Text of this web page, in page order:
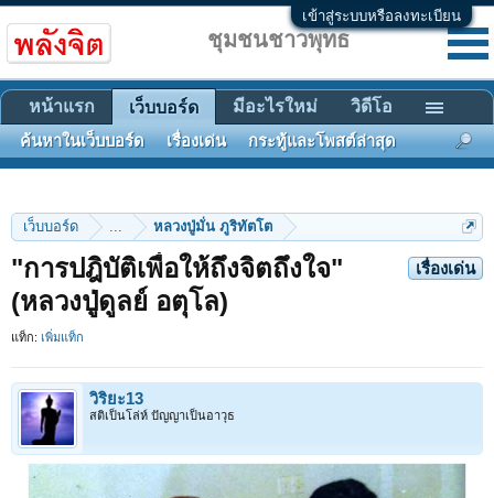
เข้าสู่ระบบหรือลงทะเบียน
เว็บบอร์ด ... หลวงปู่มั่น ภูริทัตโต
เรื่องเด่น
"การปฎิบัติเพื่อให้ถึงจิตถึงใจ"
(หลวงปู่ดูลย์ อตุโล)
แท็ก: เพิ่มแท็ก
วิริยะ13
สติเป็นโล่ห์ ปัญญาเป็นอาวุธ
ชุมชนชาวพุทธ
หน้าแรก เว็บบอร์ด
ค้นหาในเว็บบอร์ด เรื่องเด่น กระทู้และโพสต์ล่าสุด
มีอะไรใหม่ วิดีโอ